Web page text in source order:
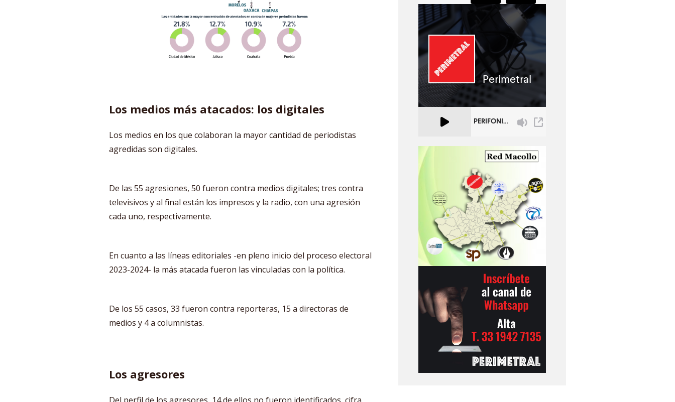
Los medios más atacados: los digitales
Los medios en los que colaboran la mayor cantidad de periodistas
agredidas son digitales.
De las 55 agresiones, 50 fueron contra medios digitales; tres contra
televisivos y al final están los impresos y la radio, con una agresión
cada uno, respectivamente.
En cuanto a las líneas editoriales -en pleno inicio del proceso electoral
2023-2024- la más atacada fueron las vinculadas con la política.
De los 55 casos, 33 fueron contra reporteras, 15 a directoras de
medios y 4 a columnistas.
Los agresores